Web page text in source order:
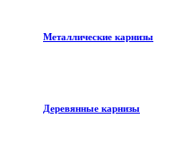
Металлические карнизы
Деревянные карнизы